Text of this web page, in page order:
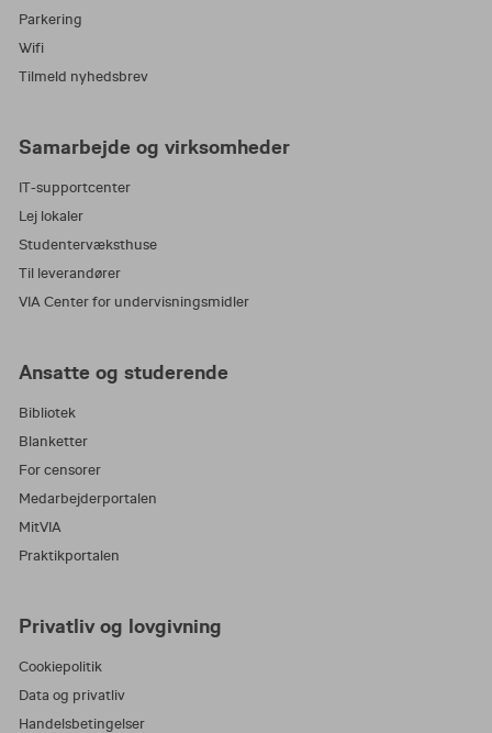
Parkering
Wifi
Tilmeld nyhedsbrev
Samarbejde og virksomheder
IT-supportcenter
Lej lokaler
Studentervæksthuse
Til leverandører
VIA Center for undervisningsmidler
Ansatte og studerende
Bibliotek
Blanketter
For censorer
Medarbejderportalen
MitVIA
Praktikportalen
Privatliv og lovgivning
Cookiepolitik
Data og privatliv
Handelsbetingelser